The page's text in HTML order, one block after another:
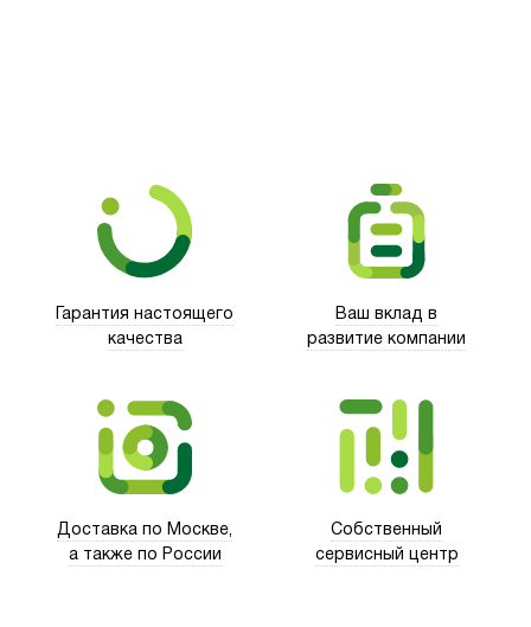
Гарантия настоящего
качества
Ваш вклад в
развитие компании
Доставка по Москве,
а также по России
Собственный
сервисный центр